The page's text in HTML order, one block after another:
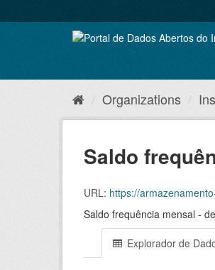
to
Organizations
Saldo
URL: https://armazenamento-
Saldo frequência mensal -
Explorador de